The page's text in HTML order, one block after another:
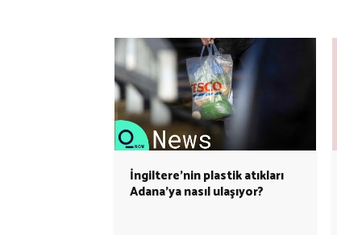
İngiltere'nin plastik atıkları
Adana'ya nasıl ulaşıyor?